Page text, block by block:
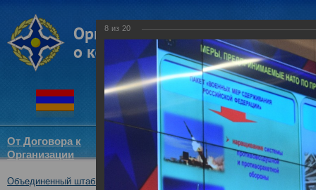
От Договора к
Организации
Структура
ОДКБ
Новости
Объединенный штаб ОДКБ
Брифинг начальника
8 из 20